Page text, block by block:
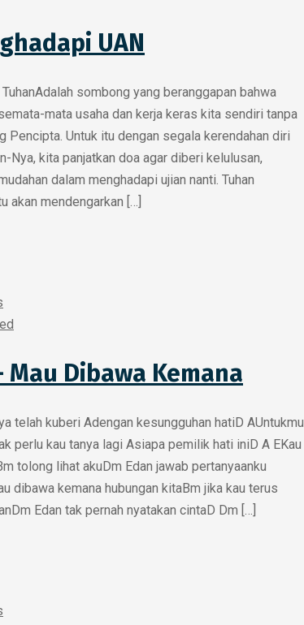
UAN
sombong yang beranggapan bahwa
mata usaha dan kerja keras kita sendiri tanpa
Pencipta. Untuk itu dengan segala kerendahan diri
Nya, kita panjatkan doa agar diberi kelulusan,
dalam menghadapi ujian nanti. Tuhan
akan mendengarkan […]
Mau Dibawa Kemana
telah kuberi Adengan kesungguhan hatiD AUntukmu
perlu kau tanya lagi Asiapa pemilik hati iniD A EKau
tolong lihat akuDm Edan jawab pertanyaanku
dibawa kemana hubungan kitaBm jika kau terus
Edan tak pernah nyatakan cintaD Dm […]